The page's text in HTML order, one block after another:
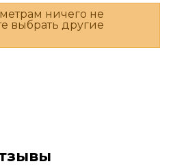
ничего не
выбрать другие